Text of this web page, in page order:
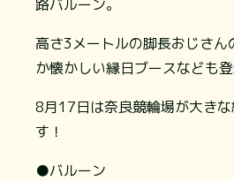
路バルーン。
高さ3メートルの脚長おじさん
か懐かしい縁日ブースなども登
8月17日は奈良競輪場が大き
す！
●バルーン